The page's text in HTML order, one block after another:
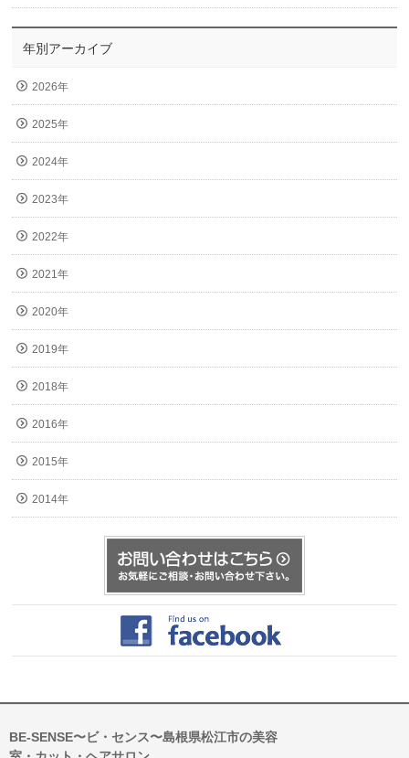
年別アーカイブ
2026年
2025年
2024年
2023年
2022年
2021年
2020年
2019年
2018年
2016年
2015年
2014年
BE-SENSE〜ビ・センス〜島根県松江市の美容